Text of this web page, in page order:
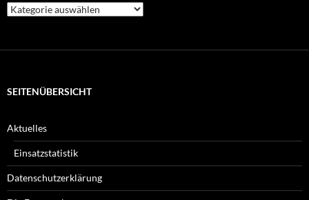
Welche
Beiträge
SEITENÜBERSICHT
Aktuelles
Einsatzstatistik
Datenschutzerklärung